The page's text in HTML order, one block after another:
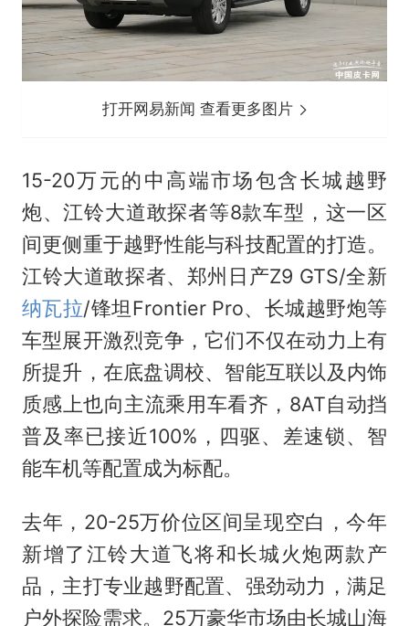
打开网易新闻 查看更多图片
15-20万元的中高端市场包含长城越野
炮、江铃大道敢探者等8款车型，这一区
间更侧重于越野性能与科技配置的打造。
江铃大道敢探者、郑州日产Z9 GTS/全新
纳瓦拉/锋坦Frontier Pro、长城越野炮等
车型展开激烈竞争，它们不仅在动力上有
所提升，在底盘调校、智能互联以及内饰
质感上也向主流乘用车看齐，8AT自动挡
普及率已接近100%，四驱、差速锁、智
能车机等配置成为标配。
去年，20-25万价位区间呈现空白，今年
新增了江铃大道飞将和长城火炮两款产
品，主打专业越野配置、强劲动力，满足
户外探险需求。25万豪华市场由长城山海